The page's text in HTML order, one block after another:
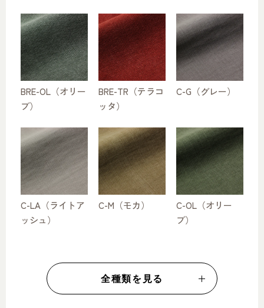
BRE-OL（オリー
ブ）
BRE-TR（テラコ
ッタ）
C-G（グレー）
C-LA（ライトア
ッシュ）
C-M（モカ）
C-OL（オリー
ブ）
全種類を見る